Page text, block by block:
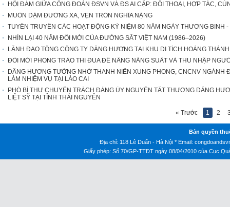
HỘI ĐÀM GIỮA CÔNG ĐOÀN ĐSVN VÀ ĐS AI CẬP: ĐỐI THOẠI, HỢP TÁC,
MUÔN DẶM ĐƯỜNG XA, VẸN TRÒN NGHĨA NẶNG
TUYÊN TRUYỀN CÁC HOẠT ĐỘNG KỶ NIỆM 80 NĂM NGÀY THƯƠNG BINH
NHÌN LẠI 40 NĂM ĐỔI MỚI CỦA ĐƯỜNG SẮT VIỆT NAM (1986–2026)
LÃNH ĐẠO TỔNG CÔNG TY DÂNG HƯƠNG TẠI KHU DI TÍCH HOÀNG
ĐỔI MỚI PHONG TRÀO THI ĐUA ĐỂ NÂNG NĂNG SUẤT VÀ THU NHẬP
DÂNG HƯƠNG TƯỞNG NHỚ THANH NIÊN XUNG PHONG, CNCNV NGÀNH
LÀM NHIỆM VỤ TẠI LÀO CAI
PHÓ BÍ THƯ CHUYÊN TRÁCH ĐẢNG ỦY NGUYỄN TẤT THƯƠNG DÂNG
LIỆT SỸ TẠI TỈNH THÁI NGUYÊN
« Trước 1 2
Bản quyền
Địa chỉ: 118 Lê Duẩn - Hà Nội * Email:
Giấy phép: Số 70/GP-TTĐT ngày 08/04/2010 của Cục